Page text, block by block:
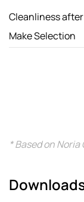
Cleanliness
* Based on